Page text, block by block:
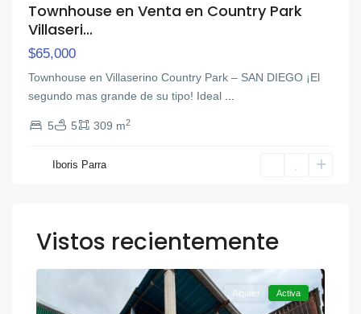
Townhouse en Venta en Country Park
Villaseri...
$65,000
Townhouse en Villaserino Country Park – SAN DIEGO ¡El
segundo mas grande de su tipo! Ideal
5 5 309 m2
Iboris Parra
Vistos recientemente
Otra,
Valencia
Alquiler Activa